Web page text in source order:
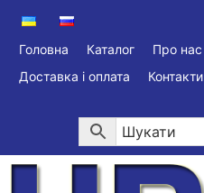
Головна Каталог Про нас
Доставка і оплата
Контакти